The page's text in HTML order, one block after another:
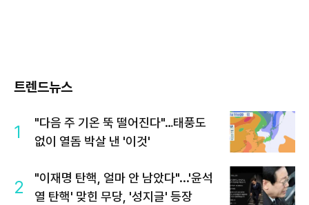
트렌드뉴스
1
"다음 주 기온 뚝 떨어진다"…태풍도
없이 열돔 박살 낸 '이것'
2
"이재명 탄핵, 얼마 안 남았다"...'윤석
열 탄핵' 맞힌 무당, '성지글' 등장